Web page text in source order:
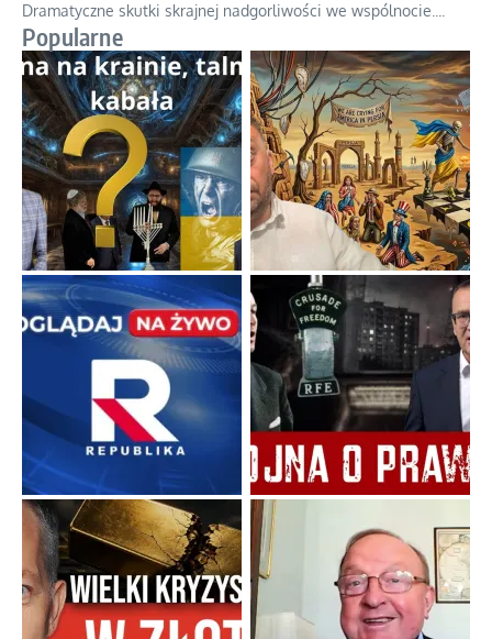
Dramatyczne skutki skrajnej nadgorliwości we wspólnocie.
Popularne